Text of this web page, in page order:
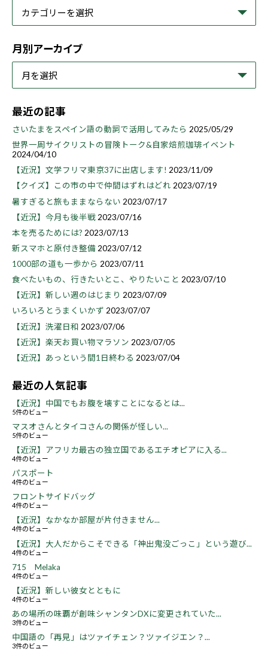
月別アーカイブ
最近の記事
さいたまをスペイン語の動詞で活用してみたら 2025/05/29
世界一周サイクリストの冒険トーク&自家焙煎珈琲イベント
2024/04/10
【近況】文学フリマ東京37に出店します! 2023/11/09
【クイズ】この市の中で仲間はずれはどれ 2023/07/19
暑すぎると旅もままならない 2023/07/17
【近況】今月も後半戦 2023/07/16
本を売るためには? 2023/07/13
新スマホと原付き整備 2023/07/12
1000部の道も一歩から 2023/07/11
食べたいもの、行きたいとこ、やりたいこと 2023/07/10
【近況】新しい週のはじまり 2023/07/09
いろいろとうまくいかず 2023/07/07
【近況】洗濯日和 2023/07/06
【近況】楽天お買い物マラソン 2023/07/05
【近況】あっという間1日終わる 2023/07/04
最近の人気記事
【近況】中国でもお腹を壊すことになるとは...
5件のビュー
マスオさんとタイコさんの関係が怪しい...
5件のビュー
【近況】アフリカ最古の独立国であるエチオピアに入る...
4件のビュー
パスポート
4件のビュー
フロントサイドバッグ
4件のビュー
【近況】なかなか部屋が片付きません...
4件のビュー
【近況】大人だからこそできる「神出鬼没ごっこ」という遊び...
4件のビュー
715 Melaka
4件のビュー
【近況】新しい彼女とともに
4件のビュー
あの場所の味覇が創味シャンタンDXに変更されていた...
3件のビュー
中国語の「再見」はツァイチェン？ツァイジエン？...
3件のビュー